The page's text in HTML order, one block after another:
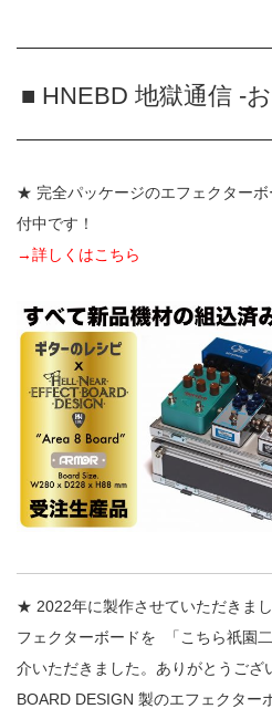
■ HNEBD 地獄通信 -
★ 完全パッケージのエフェクターボ
付中です！
→詳しくはこちら
★ 2022年に製作させていただきま
フェクターボードを
「こちら祇園
介いただきました。ありがとうござ
BOARD DESIGN 製のエフェクター